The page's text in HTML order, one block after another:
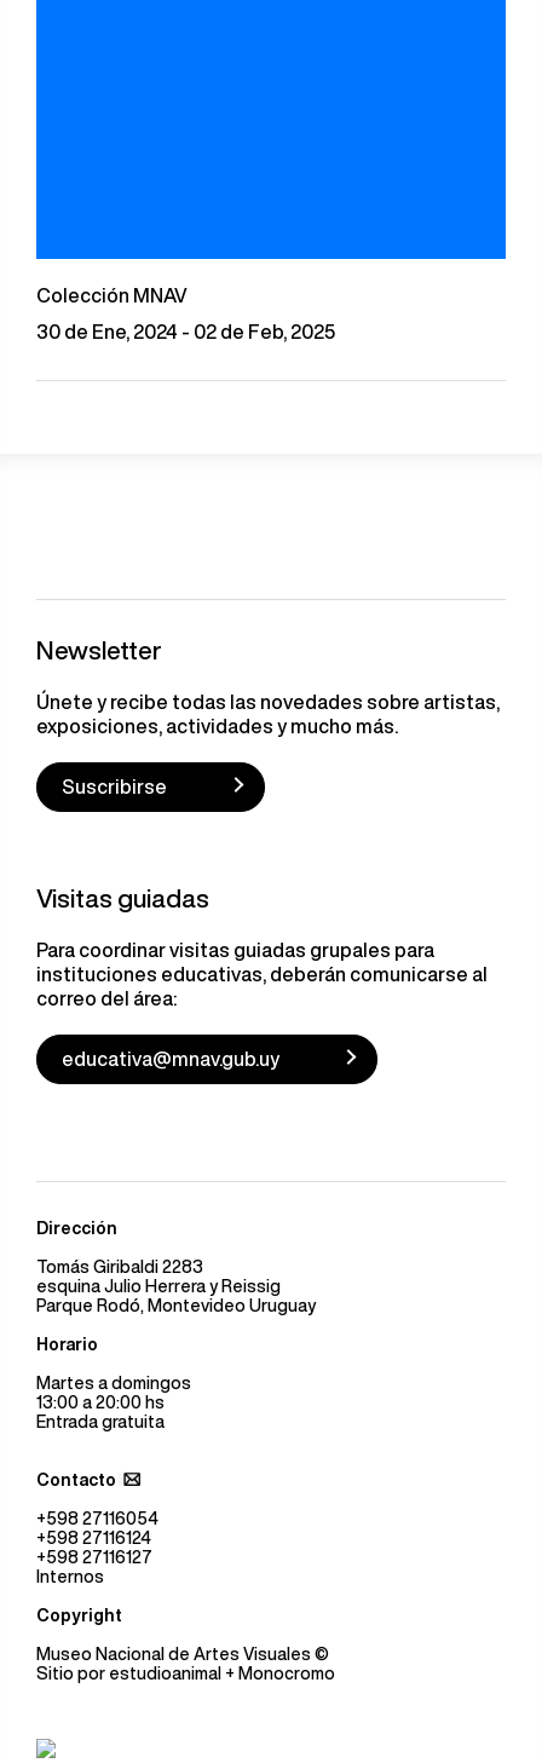
Colección MNAV
30 de Ene, 2024 - 02 de Feb, 2025
Newsletter
Únete y recibe todas las novedades sobre artistas,
exposiciones, actividades y mucho más.
Suscribirse
Visitas guiadas
Para coordinar visitas guiadas grupales para
instituciones educativas, deberán comunicarse al
correo del área:
educativa@mnav.gub.uy
Dirección
Tomás Giribaldi 2283
esquina Julio Herrera y Reissig
Parque Rodó, Montevideo Uruguay
Horario
Martes a domingos
13:00 a 20:00 hs
Entrada gratuita
Contacto
+598 27116054
+598 27116124
+598 27116127
Internos
Copyright
Museo Nacional de Artes Visuales ©
Sitio por estudioanimal + Monocromo